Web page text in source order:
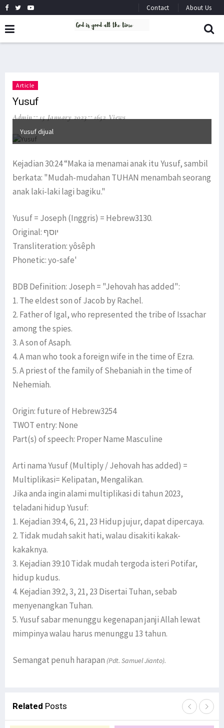
Contact About Us
Article
Yusuf
Admin 15 January 2023
1652 Views
Yusuf dijual
Kejadian 30:24 “Maka ia menamai anak itu Yusuf, sambil
berkata: "Mudah-mudahan TUHAN menambah seorang
anak laki-laki lagi bagiku."
Yusuf = Joseph (Inggris) = Hebrew3130.
Original: יוסף
Transliteration: yôsêph
Phonetic: yo-safe'
BDB Definition: Joseph = "Jehovah has added":
1. The eldest son of Jacob by Rachel.
2. Father of Igal, who represented the tribe of Issachar
among the spies.
3. A son of Asaph.
4. A man who took a foreign wife in the time of Ezra.
5. A priest of the family of Shebaniah in the time of
Nehemiah.
Origin: future of Hebrew3254
TWOT entry: None
Part(s) of speech: Proper Name Masculine
Arti nama Yusuf (Multiply / Jehovah has added) =
Multiplikasi= Kelipatan, Mengalikan.
Jika anda ingin alami multiplikasi di tahun 2023,
teladani hidup Yusuf:
1. Kejadian 39:4, 6, 21, 23 Hidup jujur, dapat dipercaya.
2. Tidak mudah sakit hati, walau disakiti kakak-
kakaknya.
3. Kejadian 39:10 Tidak mudah tergoda isteri Potifar,
hidup kudus.
4. Kejadian 39:2, 3, 21, 23 Disertai Tuhan, sebab
menyenangkan Tuhan.
5. Yusuf sabar menunggu kegenapan janji Allah lewat
mimpinya walau harus menunggu 13 tahun.
Semangat penuh harapan (Pdt. Samuel Jianto).
Related Posts